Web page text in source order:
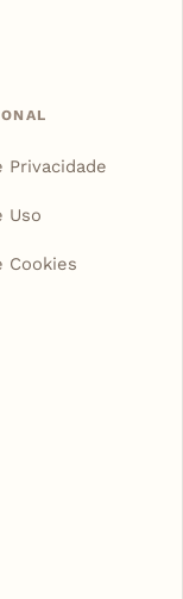
Privacidade
Uso
Cookies